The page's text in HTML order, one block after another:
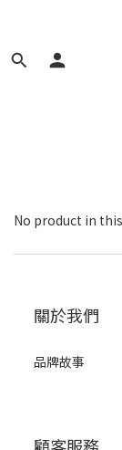
No product in
關於我們
品牌故事
顧客服務